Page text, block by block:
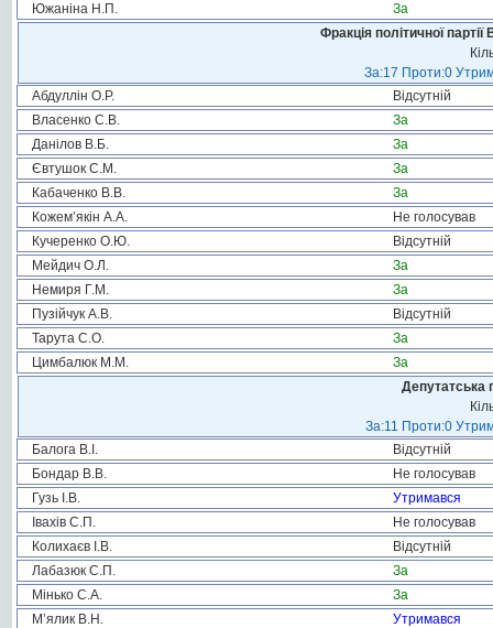
Южаніна Н.П.
За
Фракція політичної
За:17 Проти:0
Абдуллін О.Р.
Відсутній
Власенко С.В.
За
Данілов В.Б.
За
Євтушок С.М.
За
Кабаченко В.В.
За
Кожем’якін А.А.
Не голосував
Кучеренко О.Ю.
Відсутній
Мейдич О.Л.
За
Немиря Г.М.
За
Пузійчук А.В.
Відсутній
Тарута С.О.
За
Цимбалюк М.М.
За
Депутатська
За:11 Проти:0
Балога В.І.
Відсутній
Бондар В.В.
Не голосував
Гузь І.В.
Утримався
Івахів С.П.
Не голосував
Колихаєв І.В.
Відсутній
Лабазюк С.П.
За
Мінько С.А.
За
М’ялик В.Н.
Утримався